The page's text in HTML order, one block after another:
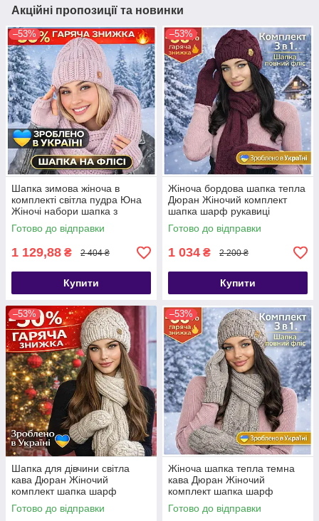
Акційні пропозиції та новинки
–53%
Шапка зимова жіноча в
комплекті світла пудра Юна
Жіночі набори шапка з
шарфом
Готово до відправки
1 129,88 ₴ 2 404 ₴
Купити
–53%
Жіноча бордова шапка тепла
Дюран Жіночий комплект
шапка шарф рукавиці
Готово до відправки
1 034 ₴ 2 200 ₴
Купити
–53%
Шапка для дівчини світла
кава Дюран Жіночий
комплект шапка шарф
рукавиці
Готово до відправки
–53%
Жіноча шапка тепла темна
кава Дюран Жіночий
комплект шапка шарф
рукавиці
Готово до відправки